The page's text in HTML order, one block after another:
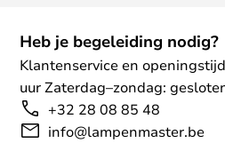
Heb je begeleiding nodig?
Klantenservice en
uur Zaterdag–zondag:
+32 28 08 85 48
info@lampenmaster.be